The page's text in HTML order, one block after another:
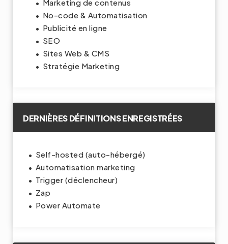
Marketing de contenus
No-code & Automatisation
Publicité en ligne
SEO
Sites Web & CMS
Stratégie Marketing
DERNIÈRES DÉFINITIONS ENREGISTRÉES
Self-hosted (auto-hébergé)
Automatisation marketing
Trigger (déclencheur)
Zap
Power Automate